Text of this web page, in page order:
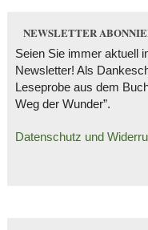
NEWSLETTER
Seien Sie immer aktuell
Newsletter! Als
Leseprobe aus dem
Weg der Wunder”.
Datenschutz und